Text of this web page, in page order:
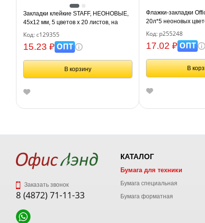
Закладки клейкие STAFF, НЕОНОВЫЕ,
45х12 мм, 5 цветов х 20 листов, на
пластиковом основании, 129355
Код: с129355
15.23 ₽ОПТ
В корзину
Флажки-закладки
20л*5 неоновых
Код: р255248
17.02 ₽ОПТ
В
Заказать звонок
8 (4872) 71-11-33
КАТАЛОГ
Бумага для техники
Бумага специальная
Бумага форматная